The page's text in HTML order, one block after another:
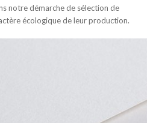
notre démarche de sélection de
écologique de leur production.